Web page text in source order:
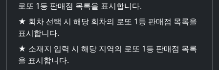
로또 1등 판매점 목록을 표시합니다.
★ 회차 선택 시 해당 회차의 로또 1등 판매점 목록을
표시합니다.
★ 소재지 입력 시 해당 지역의 로또 1등 판매점 목록
을 표시합니다.